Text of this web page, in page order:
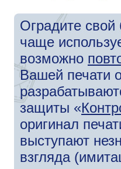
Оградите свой
чаще
возможно
Вашей печати
защиты «
оригинал
выступают
взгляда